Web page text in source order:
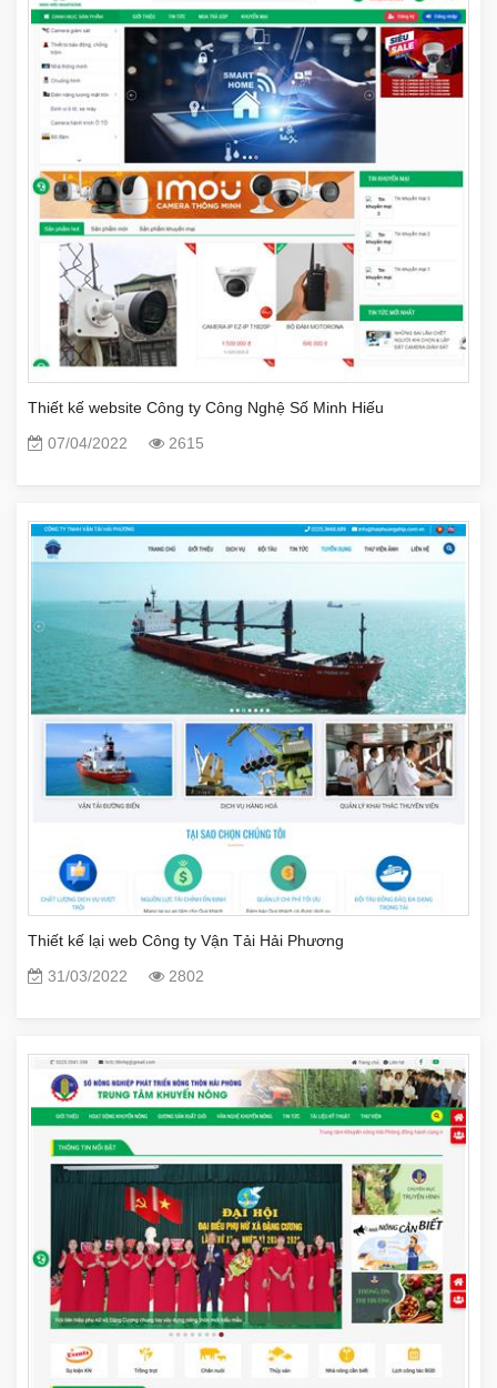
Thiết kế website Công ty Công Nghệ Số Minh Hiếu
07/04/2022
2615
Thiết kế lại web Công ty Vận Tải Hải Phương
31/03/2022
2802